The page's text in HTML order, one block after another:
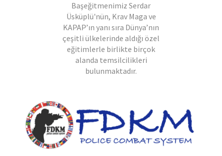
Başeğitmenimiz Serdar
Üsküplü'nün, Krav Maga ve
KAPAP’ın yanı sıra Dünya’nın
çeşitli ülkelerinde aldığı özel
eğitimlerle birlikte birçok
alanda temsilcilikleri
bulunmaktadır.